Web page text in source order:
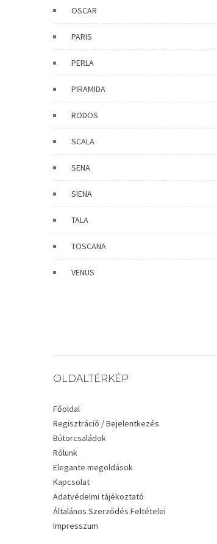
OSCAR
PARIS
PERLA
PIRAMIDA
RODOS
SCALA
SENA
SIENA
TALA
TOSCANA
VENUS
OLDALTÉRKÉP
Főoldal
Regisztráció / Bejelentkezés
Bútorcsaládok
Rólunk
Elegante megoldások
Kapcsolat
Adatvédelmi tájékoztató
Általános Szerződés Feltételei
Impresszum